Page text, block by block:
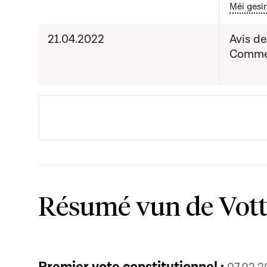
Date
Méi
21.04.2022
Avis
Résumé vun de